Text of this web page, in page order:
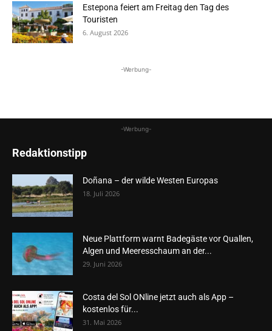
Estepona feiert am Freitag den Tag des
Touristen
6. August 2026
-Werbung-
-Werbung-
Redaktionstipp
Doñana – der wilde Westen Europas
18. Juli 2026
Neue Plattform warnt Badegäste vor Quallen,
Algen und Meeresschaum an der...
29. Juni 2026
Costa del Sol ONline jetzt auch als App –
kostenlos für...
31. Mai 2026